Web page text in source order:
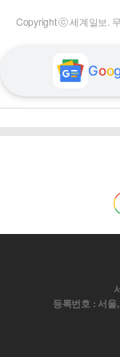
Copyright ⓒ 세계일보.
Goo
등록번호 : 서